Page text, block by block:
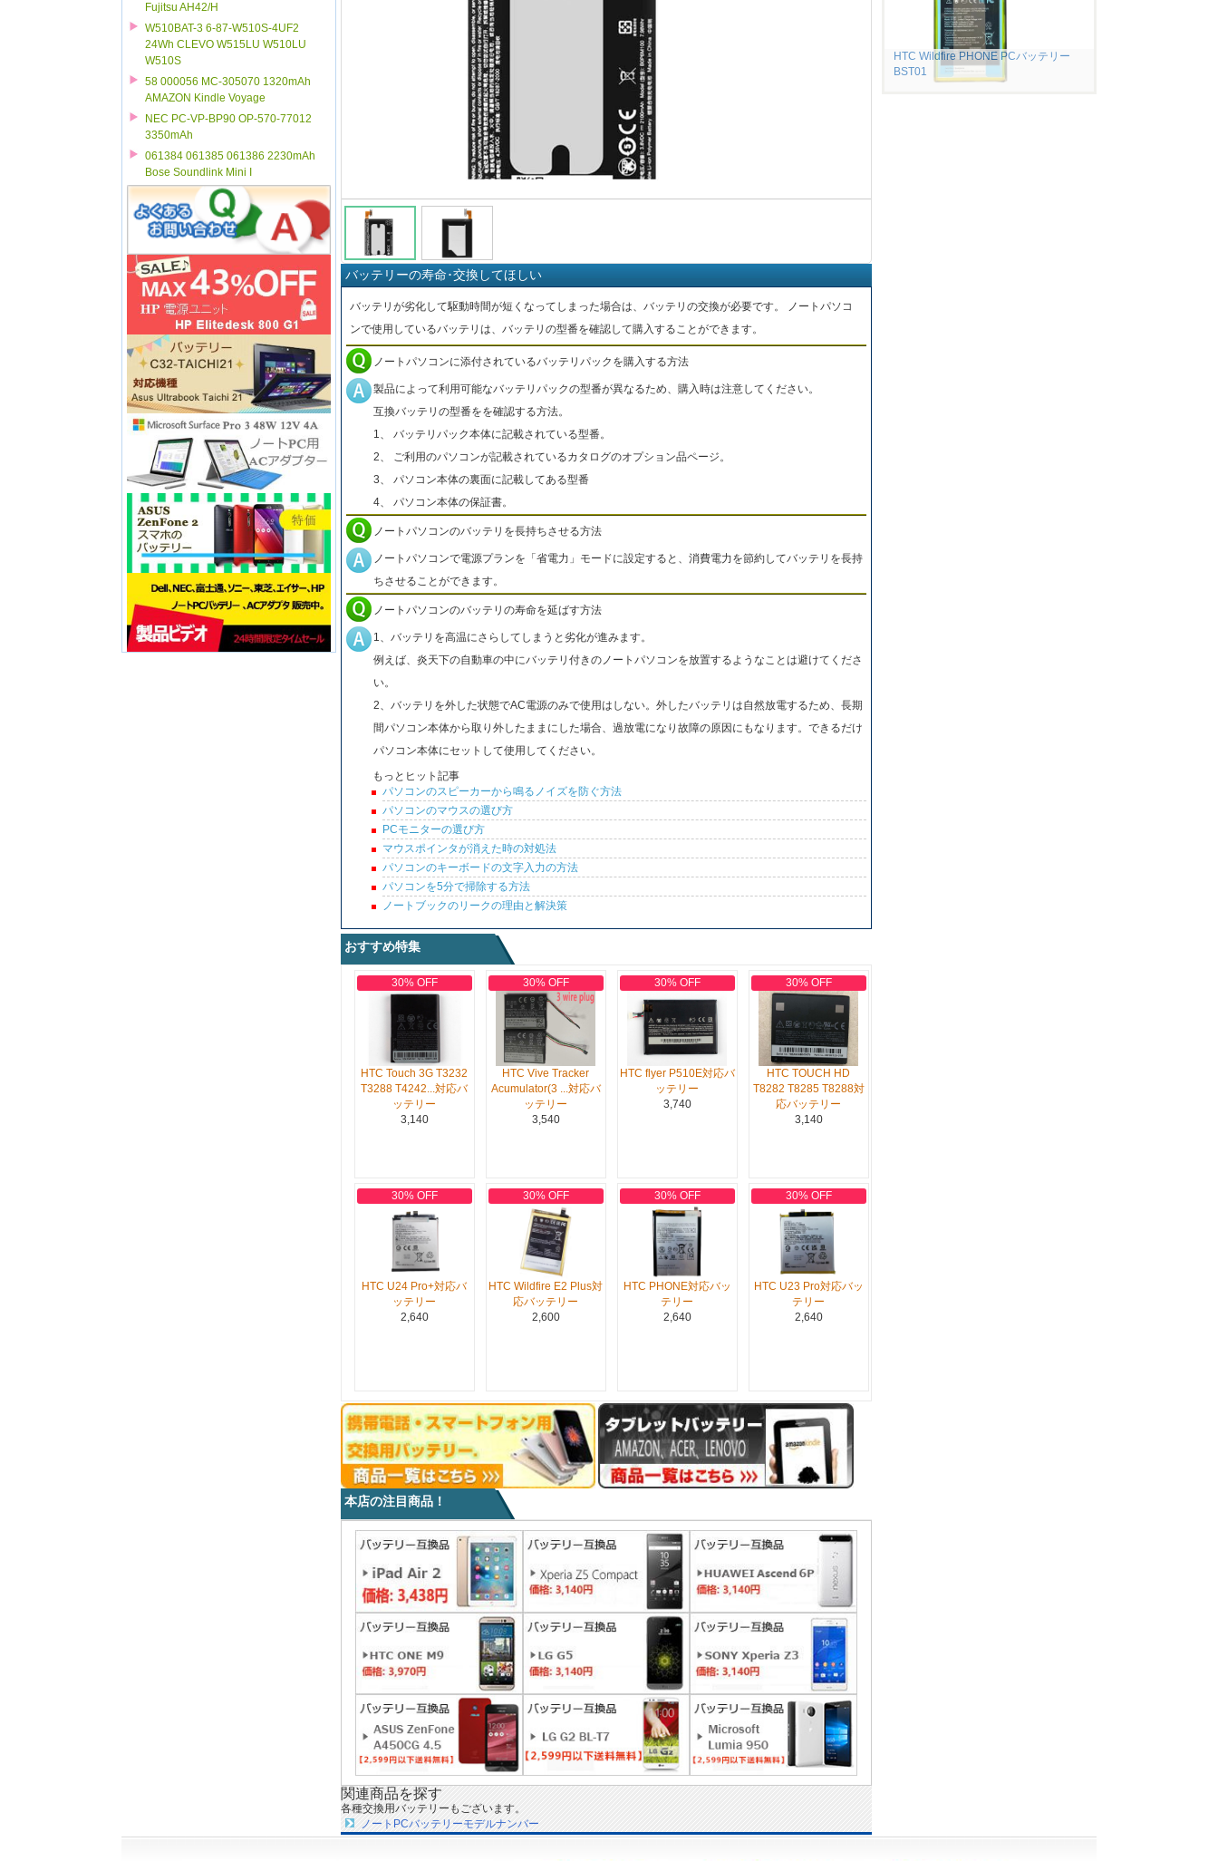
Fujitsu AH42/H
W510BAT-3 6-87-W510S-4UF2
24Wh CLEVO W515LU W510LU
W510S
58 000056 MC-305070 1320mAh
AMAZON Kindle Voyage
NEC PC-VP-BP90 OP-570-77012
3350mAh
061384 061385 061386 2230mAh
Bose Soundlink Mini I
バッテリーの寿命･交換してほしい
バッテリが劣化して駆動時間が短くなってしまった場合は、バッテリの交換が必要です。 ノートパソコ
ンで使用しているバッテリは、バッテリの型番を確認して購入することができます。
ノートパソコンに添付されているバッテリパックを購入する方法
製品によって利用可能なバッテリパックの型番が異なるため、購入時は注意してください。
互換バッテリの型番をを確認する方法。
1、 バッテリパック本体に記載されている型番。
2、 ご利用のパソコンが記載されているカタログのオプション品ページ。
3、 パソコン本体の裏面に記載してある型番
4、 パソコン本体の保証書。
ノートパソコンのバッテリを長持ちさせる方法
ノートパソコンで電源プランを「省電力」モードに設定すると、消費電力を節約してバッテリを長持
ちさせることができます。
ノートパソコンのバッテリの寿命を延ばす方法
1、バッテリを高温にさらしてしまうと劣化が進みます。
例えば、炎天下の自動車の中にバッテリ付きのノートパソコンを放置するようなことは避けてくださ
い。
2、バッテリを外した状態でAC電源のみで使用はしない。外したバッテリは自然放電するため、長期
間パソコン本体から取り外したままにした場合、過放電になり故障の原因にもなります。できるだけ
パソコン本体にセットして使用してください。
もっとヒット記事
パソコンのスピーカーから鳴るノイズを防ぐ方法
パソコンのマウスの選び方
PCモニターの選び方
マウスポインタが消えた時の対処法
パソコンのキーボードの文字入力の方法
パソコンを5分で掃除する方法
ノートブックのリークの理由と解決策
おすすめ特集
30% OFF
HTC Touch 3G T3232
T3288 T4242...対応バ
ッテリー
3,140
30% OFF
HTC Vive Tracker
Acumulator(3 ...対応バ
ッテリー
3,540
30% OFF
HTC flyer P510E対応バ
ッテリー
3,740
30% OFF
HTC TOUCH HD
T8282 T8285 T8288対
応バッテリー
3,140
30% OFF
HTC U24 Pro+対応バ
ッテリー
2,640
30% OFF
HTC Wildfire E2 Plus対
応バッテリー
2,600
30% OFF
HTC PHONE対応バッ
テリー
2,640
30% OFF
HTC U23 Pro対応バッ
テリー
2,640
本店の注目商品！
関連商品を探す
各種交換用バッテリーもございます。
ノートPCバッテリーモデルナンバー
HTC Wildfire PHONE PCバッテリー
BST01